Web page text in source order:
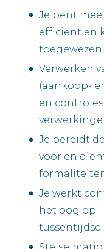
Je bent
efficiënt en
toegewezen
Verwerken
(aankoop-
en
Je bereidt
voor en
Je werkt
het oog op